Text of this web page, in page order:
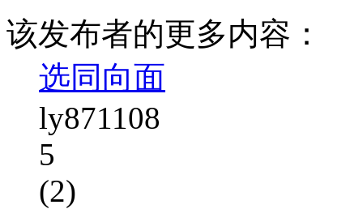
该发布者的更多内容：
选同向面
ly871108
5
(2)